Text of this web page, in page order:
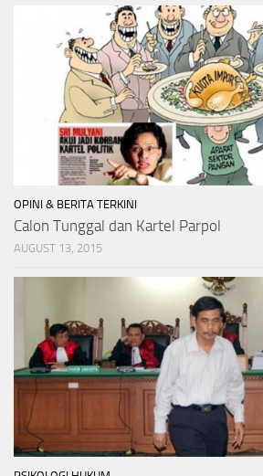
OPINI & BERITA TERKINI
Calon Tunggal dan Kartel Parpol
AUGUST 13, 2015